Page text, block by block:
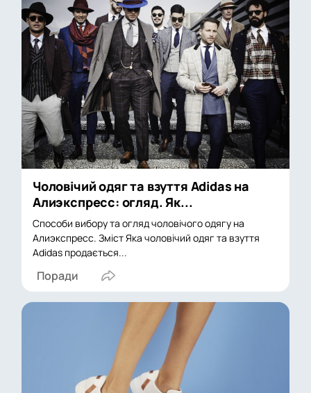
Чоловічий одяг та взуття Adidas на
Алиэкспресс: огляд. Як...
Способи вибору та огляд чоловічого одягу на
Алиэкспресс. Зміст Яка чоловічий одяг та взуття
Adidas продається...
Поради